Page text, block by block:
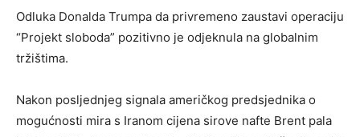
Odluka Donalda Trumpa da privremeno zaustavi operaciju
“Projekt sloboda” pozitivno je odjeknula na globalnim
tržištima.
Nakon posljednjeg signala američkog predsjednika o
mogućnosti mira s Iranom cijena sirove nafte Brent pala